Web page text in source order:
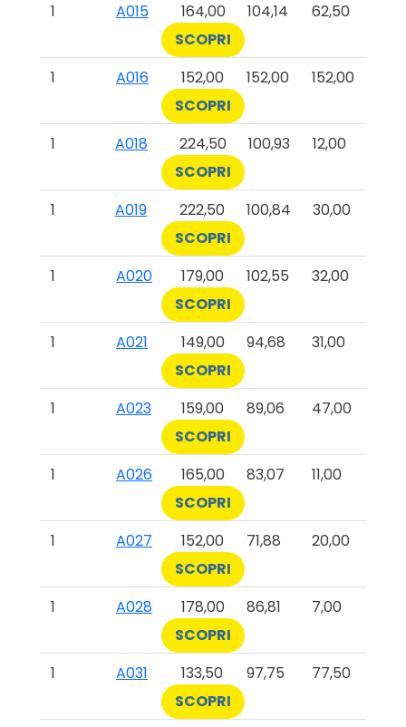
1
A015 164,00 104,14
62,50
SCOPRI
1
A016 152,00 152,00
152,00
SCOPRI
1
A018 224,50 100,93
12,00
SCOPRI
1
A019 222,50 100,84
30,00
SCOPRI
1
A020 179,00 102,55
32,00
SCOPRI
1
A021 149,00 94,68
31,00
SCOPRI
1
A023 159,00 89,06
47,00
SCOPRI
1
A026 165,00 83,07
11,00
SCOPRI
1
A027 152,00 71,88
20,00
SCOPRI
1
A028 178,00 86,81
7,00
SCOPRI
1
A031 133,50 97,75
77,50
SCOPRI